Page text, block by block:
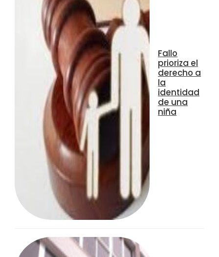
Fallo
prioriza el
derecho a
la
identidad
de una
niña